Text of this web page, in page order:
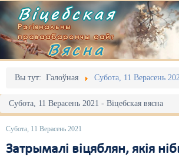
Віцебская
Рэгіянальны
праваабарончы сайт
Вясна
Вы тут: Галоўная Субота, 11 Верасень
Субота, 11 Верасень 2021 - Віцебская вясна
Субота, 11 Верасень 2021
Затрымалі віцяблян, якія
Галоўная
Адміністрацыйны перасьлед
Акцыі
Выбары
Выданьні
Відэа
Пра нас